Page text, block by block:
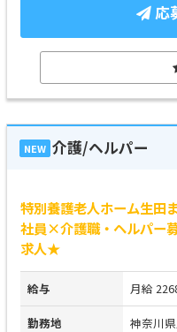
応
NEW 介護/ヘルパー
特別養護老人ホーム生田
社員×介護職・ヘルパー
求人★
給与 月給
勤務地 神奈川